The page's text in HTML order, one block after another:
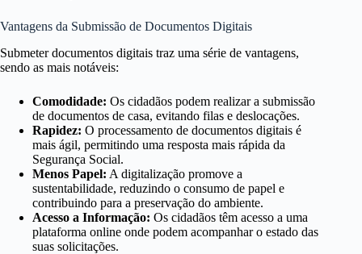
Vantagens da Submissão de Documentos Digitais
Submeter documentos digitais traz uma série de vantagens,
sendo as mais notáveis:
Comodidade: Os cidadãos podem realizar a submissão
de documentos de casa, evitando filas e deslocações.
Rapidez: O processamento de documentos digitais é
mais ágil, permitindo uma resposta mais rápida da
Segurança Social.
Menos Papel: A digitalização promove a
sustentabilidade, reduzindo o consumo de papel e
contribuindo para a preservação do ambiente.
Acesso a Informação: Os cidadãos têm acesso a uma
plataforma online onde podem acompanhar o estado das
suas solicitações.